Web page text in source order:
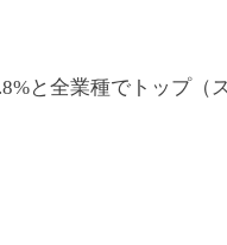
と全業種でトップ（